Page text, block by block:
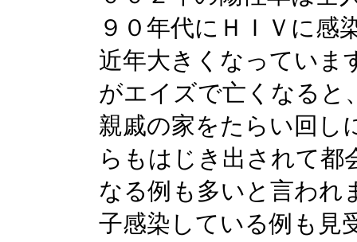
９０年代にＨＩＶに感
近年大きくなっていま
がエイズで亡くなると
親戚の家をたらい回し
らもはじき出されて都
なる例も多いと言われ
子感染している例も見